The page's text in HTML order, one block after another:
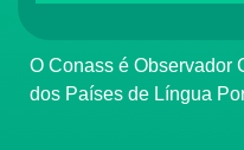
O Conass é Observador Consultivo da Comunidade
dos Países de Língua